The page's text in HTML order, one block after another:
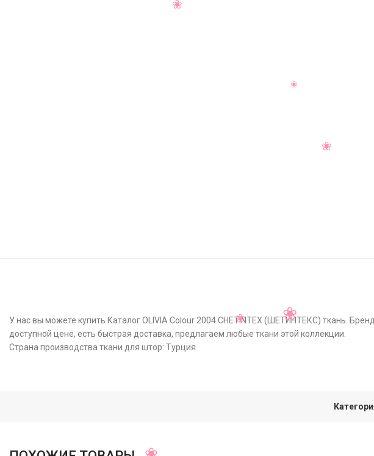
У нас вы можете купить Каталог OLIVIA Colour 2004 CHETINTEX (ШЕТИНТЕКС) ткань.
доступной цене, есть быстрая доставка, предлагаем любые ткани этой коллекции.
Страна производства ткани для штор: Турция